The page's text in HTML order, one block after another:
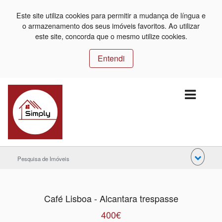
Este site utiliza cookies para permitir a mudança de língua e
o armazenamento dos seus imóveis favoritos. Ao utilizar
este site, concorda que o mesmo utilize cookies.
Entendi
Pesquisa de Imóveis
Café Lisboa - Alcantara trespasse
400€